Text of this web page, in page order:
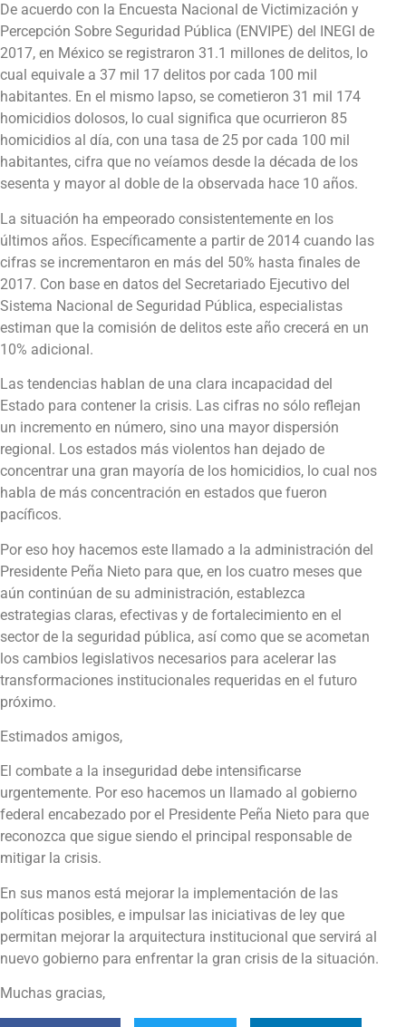
De acuerdo con la Encuesta Nacional de Victimización y
Percepción Sobre Seguridad Pública (ENVIPE) del INEGI de
2017, en México se registraron 31.1 millones de delitos, lo
cual equivale a 37 mil 17 delitos por cada 100 mil
habitantes. En el mismo lapso, se cometieron 31 mil 174
homicidios dolosos, lo cual significa que ocurrieron 85
homicidios al día, con una tasa de 25 por cada 100 mil
habitantes, cifra que no veíamos desde la década de los
sesenta y mayor al doble de la observada hace 10 años.
La situación ha empeorado consistentemente en los
últimos años. Específicamente a partir de 2014 cuando las
cifras se incrementaron en más del 50% hasta finales de
2017. Con base en datos del Secretariado Ejecutivo del
Sistema Nacional de Seguridad Pública, especialistas
estiman que la comisión de delitos este año crecerá en un
10% adicional.
Las tendencias hablan de una clara incapacidad del
Estado para contener la crisis. Las cifras no sólo reflejan
un incremento en número, sino una mayor dispersión
regional. Los estados más violentos han dejado de
concentrar una gran mayoría de los homicidios, lo cual nos
habla de más concentración en estados que fueron
pacíficos.
Por eso hoy hacemos este llamado a la administración del
Presidente Peña Nieto para que, en los cuatro meses que
aún continúan de su administración, establezca
estrategias claras, efectivas y de fortalecimiento en el
sector de la seguridad pública, así como que se acometan
los cambios legislativos necesarios para acelerar las
transformaciones institucionales requeridas en el futuro
próximo.
Estimados amigos,
El combate a la inseguridad debe intensificarse
urgentemente. Por eso hacemos un llamado al gobierno
federal encabezado por el Presidente Peña Nieto para que
reconozca que sigue siendo el principal responsable de
mitigar la crisis.
En sus manos está mejorar la implementación de las
políticas posibles, e impulsar las iniciativas de ley que
permitan mejorar la arquitectura institucional que servirá al
nuevo gobierno para enfrentar la gran crisis de la situación.
Muchas gracias,